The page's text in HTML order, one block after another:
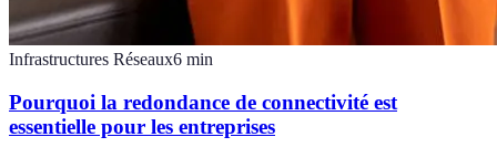
Infrastructures Réseaux6 min
Pourquoi la redondance de connectivité est
essentielle pour les entreprises